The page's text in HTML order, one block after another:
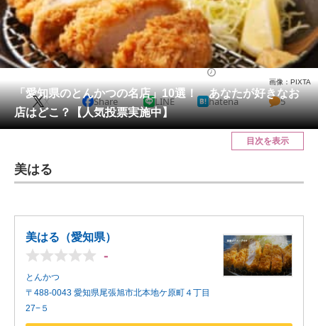
グルメ 地域
住まい 教育・育児
動物 リサーチ
会員記事
メディア
ITの今と未来を見通す
進化するPCとデバイスの未来
好きが集まる 比べて選べる
ビジネスと働き方のヒント
「愛知県のとんかつの名店」10選！ あなたが好きなお
店はどこ？【人気投票実施中】
画像：PIXTA
X Share LINE hatena 5
目次を表示
美はる
美はる（愛知県）
-
とんかつ
〒488-0043 愛知県尾張旭市北本地ケ原町４丁目
27−５